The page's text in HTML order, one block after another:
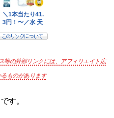
等の外部リンクには、アフィリエイト広
ものがあります
す。